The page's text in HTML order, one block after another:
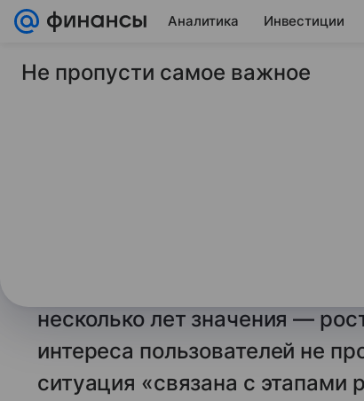
Аналитика Инвестиции
26 января 2026 Газета Коммерсантъ
Динамика проездов по
несколько лет значения —
интереса пользователей не
ситуация «связана с этапами
Не пропусти самое важное